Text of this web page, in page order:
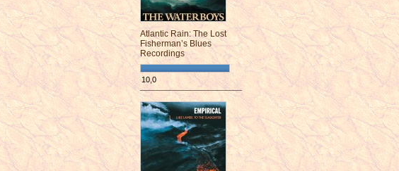
Atlantic Rain: The Lost
Fisherman’s Blues
Recordings
10,0
¯¯¯¯¯¯¯¯¯¯¯¯¯¯¯¯¯¯¯¯¯¯¯¯